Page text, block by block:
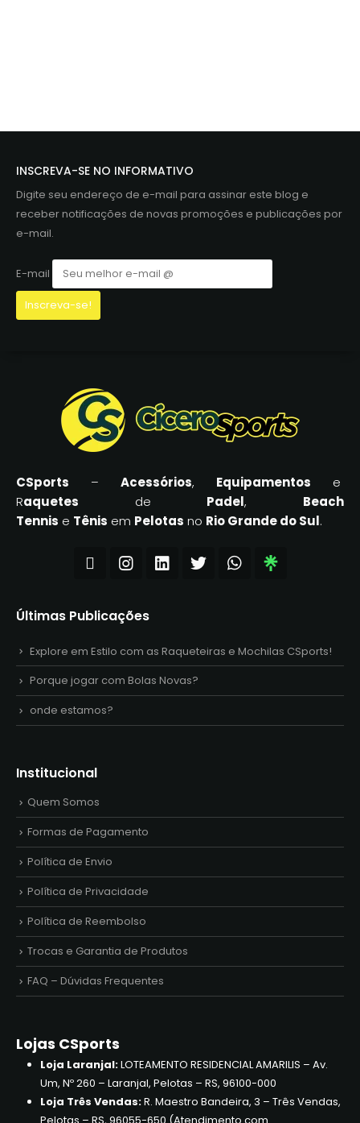
INSCREVA-SE NO INFORMATIVO
Digite seu endereço de e-mail para assinar este blog e
receber notificações de novas promoções e publicações por
e-mail.
E-mail
CSports – Acessórios, Equipamentos e
Raquetes de Padel, Beach
Tennis e Tênis em Pelotas no Rio Grande do Sul.
Últimas Publicações
Explore em Estilo com as Raqueteiras e Mochilas CSports!
Porque jogar com Bolas Novas?
onde estamos?
Institucional
Quem Somos
Formas de Pagamento
Política de Envio
Política de Privacidade
Política de Reembolso
Trocas e Garantia de Produtos
FAQ – Dúvidas Frequentes
Lojas CSports
Loja Laranjal:LOTEAMENTO RESIDENCIAL AMARILIS – Av.
Um, Nº 260 – Laranjal, Pelotas – RS, 96100-000
Loja Três Vendas:R. Maestro Bandeira, 3 – Três Vendas,